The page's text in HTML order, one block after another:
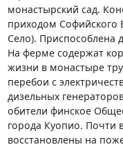
монастырский сад.
приходом Софийского
Село). Приспособлена
На ферме содержат
жизни в монастыре
перебои с
дизельных
обители финское
города Куопио. Почти
восстановлены на